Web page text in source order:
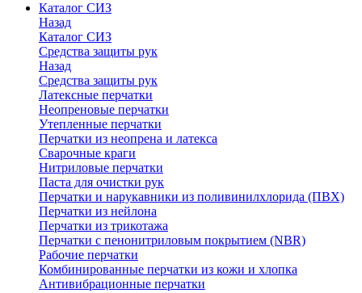
Каталог СИЗ
Назад
Каталог СИЗ
Средства защиты рук
Назад
Средства защиты рук
Латексные перчатки
Неопреновые перчатки
Утепленные перчатки
Перчатки из неопрена и латекса
Сварочные краги
Нитриловые перчатки
Паста для очистки рук
Перчатки и нарукавники из поливинилхлорида (ПВХ)
Перчатки из нейлона
Перчатки из трикотажа
Перчатки с пенонитриловым покрытием (NBR)
Рабочие перчатки
Комбинированные перчатки из кожи и хлопка
Антивибрационные перчатки